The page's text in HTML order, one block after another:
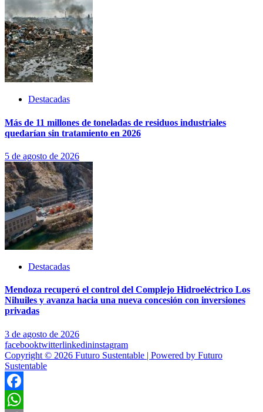
Destacadas
Más de 11 millones de toneladas de residuos industriales
quedarían sin tratamiento en 2026
5 de agosto de 2026
Destacadas
Mendoza recuperó el control del Complejo Hidroeléctrico Los
Nihuiles y avanza hacia una nueva concesión con inversiones
privadas
3 de agosto de 2026
facebooktwitterlinkedininstagram
Copyright © 2026 Futuro Sustentable | Powered by Futuro
Sustentable
Facebook